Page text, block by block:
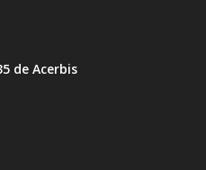
de Acerbis